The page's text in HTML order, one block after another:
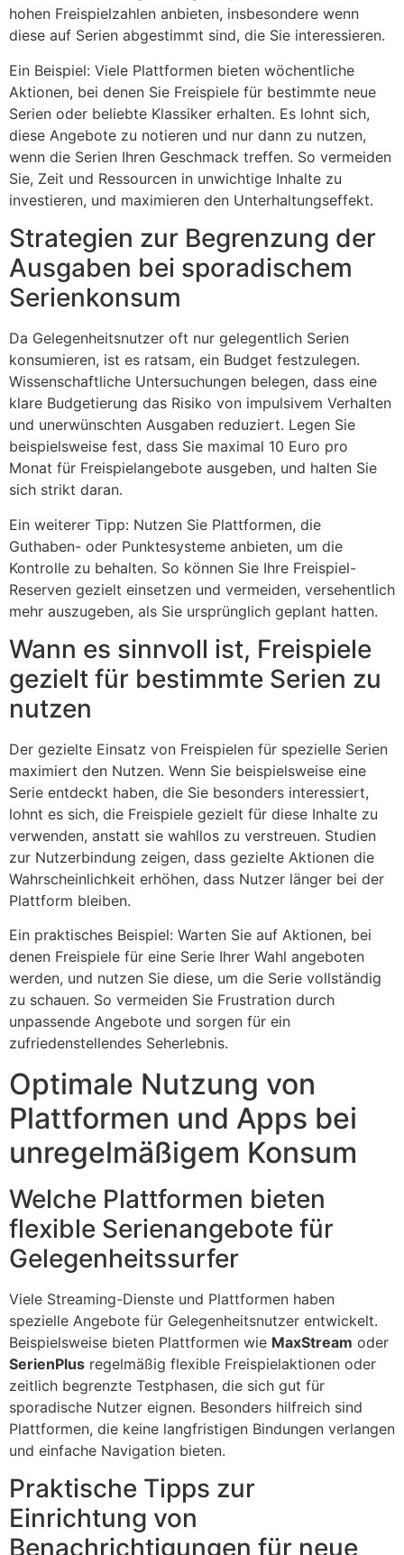
hohen Freispielzahlen anbieten, insbesondere wenn
diese auf Serien abgestimmt sind, die Sie interessieren.
Ein Beispiel: Viele Plattformen bieten wöchentliche
Aktionen, bei denen Sie Freispiele für bestimmte neue
Serien oder beliebte Klassiker erhalten. Es lohnt sich,
diese Angebote zu notieren und nur dann zu nutzen,
wenn die Serien Ihren Geschmack treffen. So vermeiden
Sie, Zeit und Ressourcen in unwichtige Inhalte zu
investieren, und maximieren den Unterhaltungseffekt.
Strategien zur Begrenzung der
Ausgaben bei sporadischem
Serienkonsum
Da Gelegenheitsnutzer oft nur gelegentlich Serien
konsumieren, ist es ratsam, ein Budget festzulegen.
Wissenschaftliche Untersuchungen belegen, dass eine
klare Budgetierung das Risiko von impulsivem Verhalten
und unerwünschten Ausgaben reduziert. Legen Sie
beispielsweise fest, dass Sie maximal 10 Euro pro
Monat für Freispielangebote ausgeben, und halten Sie
sich strikt daran.
Ein weiterer Tipp: Nutzen Sie Plattformen, die
Guthaben- oder Punktesysteme anbieten, um die
Kontrolle zu behalten. So können Sie Ihre Freispiel-
Reserven gezielt einsetzen und vermeiden, versehentlich
mehr auszugeben, als Sie ursprünglich geplant hatten.
Wann es sinnvoll ist, Freispiele
gezielt für bestimmte Serien zu
nutzen
Der gezielte Einsatz von Freispielen für spezielle Serien
maximiert den Nutzen. Wenn Sie beispielsweise eine
Serie entdeckt haben, die Sie besonders interessiert,
lohnt es sich, die Freispiele gezielt für diese Inhalte zu
verwenden, anstatt sie wahllos zu verstreuen. Studien
zur Nutzerbindung zeigen, dass gezielte Aktionen die
Wahrscheinlichkeit erhöhen, dass Nutzer länger bei der
Plattform bleiben.
Ein praktisches Beispiel: Warten Sie auf Aktionen, bei
denen Freispiele für eine Serie Ihrer Wahl angeboten
werden, und nutzen Sie diese, um die Serie vollständig
zu schauen. So vermeiden Sie Frustration durch
unpassende Angebote und sorgen für ein
zufriedenstellendes Seherlebnis.
Optimale Nutzung von
Plattformen und Apps bei
unregelmäßigem Konsum
Welche Plattformen bieten
flexible Serienangebote für
Gelegenheitssurfer
Viele Streaming-Dienste und Plattformen haben
spezielle Angebote für Gelegenheitsnutzer entwickelt.
Beispielsweise bieten Plattformen wie MaxStream oder
SerienPlus regelmäßig flexible Freispielaktionen oder
zeitlich begrenzte Testphasen, die sich gut für
sporadische Nutzer eignen. Besonders hilfreich sind
Plattformen, die keine langfristigen Bindungen verlangen
und einfache Navigation bieten.
Praktische Tipps zur
Einrichtung von
Benachrichtigungen für neue